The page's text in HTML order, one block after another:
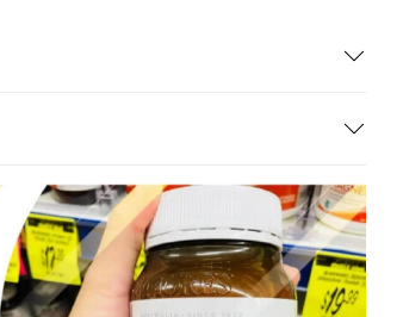
(Australia)
Đã duyệt nội dung